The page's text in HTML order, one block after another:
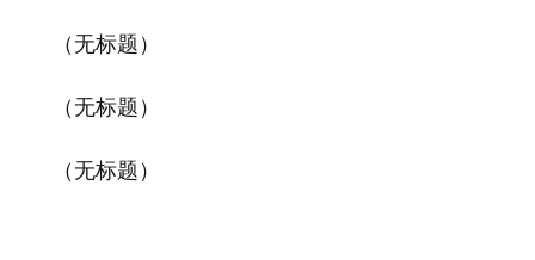
（无标题）
（无标题）
（无标题）